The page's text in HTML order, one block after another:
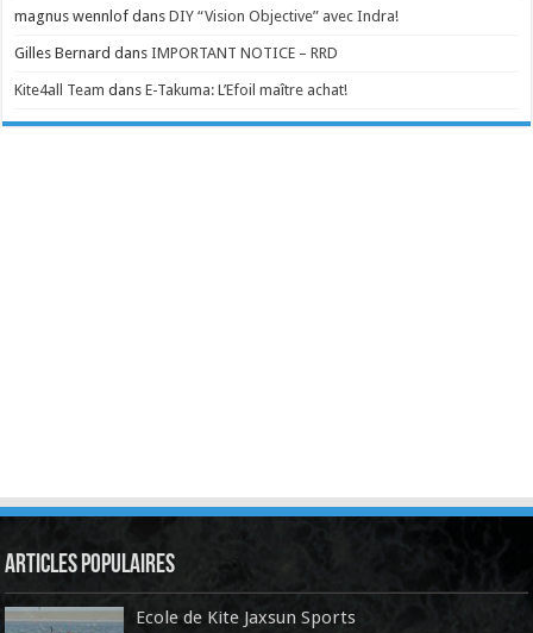
magnus wennlof dansDIY “Vision Objective” avec Indra!
Gilles Bernard dansIMPORTANT NOTICE – RRD
Kite4all Team dansE-Takuma: L’Efoil maître achat!
Articles Populaires
Ecole de Kite Jaxsun Sports